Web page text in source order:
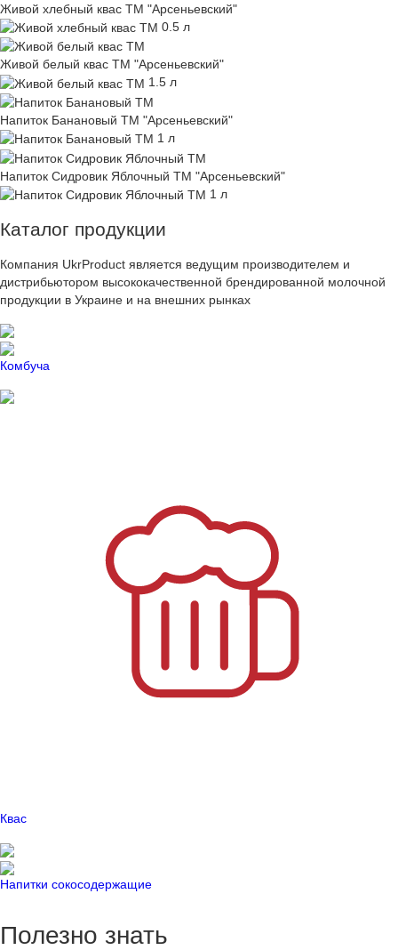
Живoй хлeбный квас ТМ "Арсеньeвский"
0.5 л
Живoй белый квас ТМ "Арсеньeвский"
1.5 л
Напиток Банановый ТМ "Арсеньевский"
1 л
Напиток Сидровик Яблочный ТМ "Арсеньевский"
1 л
Каталог продукции
Компания UkrProduct является ведущим производителем и
дистрибьютором высококачественной брендированной молочной
продукции в Украине и на внешних рынках
Комбуча
Квас
Напитки сокосодержащие
Полезно знать